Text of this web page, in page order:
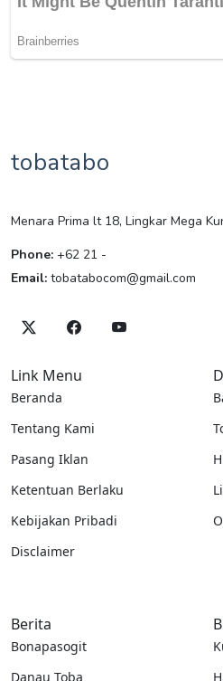
tobatabo
Menara Prima lt 18, Lingkar Mega
Phone: +62 21 -
Email: tobatabocom@gmail.com
Link Menu
Beranda
Tentang Kami
Pasang Iklan
Ketentuan Berlaku
Kebijakan Pribadi
Disclaimer
Berita
Bonapasogit
Danau Toba